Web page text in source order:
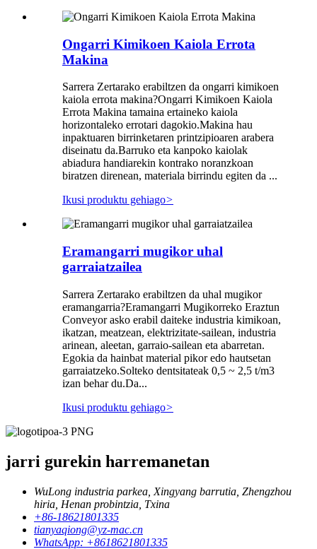
Ongarri Kimikoen Kaiola Errota
Makina
Sarrera Zertarako erabiltzen da ongarri kimikoen
kaiola errota makina?Ongarri Kimikoen Kaiola
Errota Makina tamaina ertaineko kaiola
horizontaleko errotari dagokio.Makina hau
inpaktuaren birrinketaren printzipioaren arabera
diseinatu da.Barruko eta kanpoko kaiolak
abiadura handiarekin kontrako noranzkoan
biratzen direnean, materiala birrindu egiten da ...
Ikusi produktu gehiago>
Eramangarri mugikor uhal
garraiatzailea
Sarrera Zertarako erabiltzen da uhal mugikor
eramangarria?Eramangarri Mugikorreko Eraztun
Conveyor asko erabil daiteke industria kimikoan,
ikatzan, meatzean, elektrizitate-sailean, industria
arinean, aleetan, garraio-sailean eta abarretan.
Egokia da hainbat material pikor edo hautsetan
garraiatzeko.Solteko dentsitateak 0,5 ~ 2,5 t/m3
izan behar du.Da...
Ikusi produktu gehiago>
jarri gurekin harremanetan
WuLong industria parkea, Xingyang barrutia, Zhengzhou
hiria, Henan probintzia, Txina
+86-18621801335
tianyaqiong@yz-mac.cn
WhatsApp: +8618621801335